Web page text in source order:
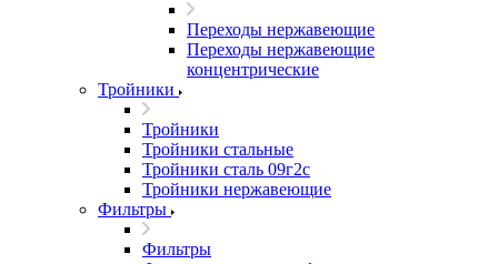
Переходы нержавеющие
Переходы нержавеющие
концентрические
Тройники
Тройники
Тройники стальные
Тройники сталь 09г2с
Тройники нержавеющие
Фильтры
Фильтры